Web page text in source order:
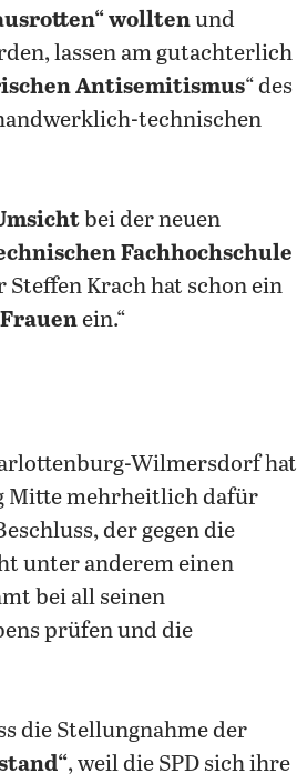
wolltenund
lassen am gutachterlich
Antisemitismus“ des
technischen
bei der neuen
Fachhochschule
Steffen Krach hat schon ein
ein.“
Wilmersdorf hat
Mitte mehrheitlich dafür
der gegen die
unter anderem einen
bei all seinen
prüfen und die
die Stellungnahme der
, weil die SPD sich ihre